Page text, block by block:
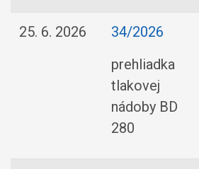
25. 6. 2026
34/2026
prehliadka
tlakovej
nádoby BD
280